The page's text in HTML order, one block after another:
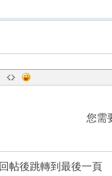
您需
回帖後跳轉到最後一頁